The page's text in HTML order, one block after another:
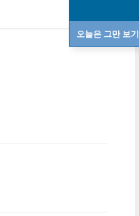
오늘은 그만 보기